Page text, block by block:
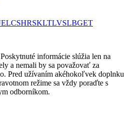
ELCSHRSKLTLVSLBGET
informácie slúžia len na
a nemali by sa považovať za
Pred užívaním akéhokoľvek doplnku
režime sa vždy poraďte s
odborníkom.